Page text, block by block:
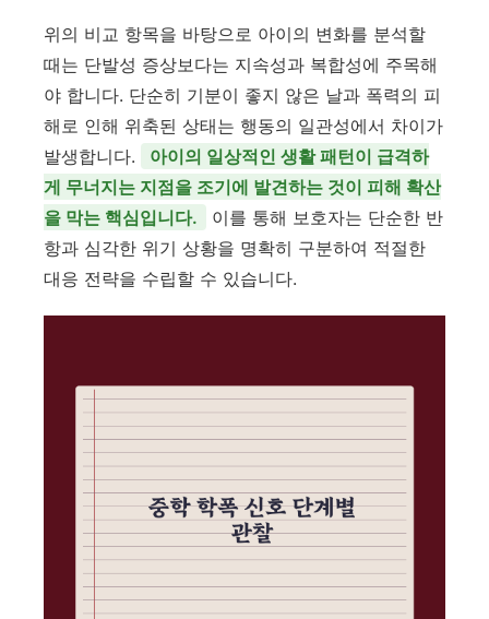
위의 비교 항목을 바탕으로 아이의 변화를 분석할
때는 단발성 증상보다는 지속성과 복합성에 주목해
야 합니다. 단순히 기분이 좋지 않은 날과 폭력의 피
해로 인해 위축된 상태는 행동의 일관성에서 차이가
발생합니다.
아이의 일상적인 생활 패턴이 급격하
게 무너지는 지점을 조기에 발견하는 것이 피해 확산
을 막는 핵심입니다.
이를 통해 보호자는 단순한 반
항과 심각한 위기 상황을 명확히 구분하여 적절한
대응 전략을 수립할 수 있습니다.